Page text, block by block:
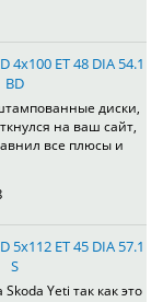
4x100 ET 48 DIA 54.1
BD
диски,
на ваш сайт,
все плюсы и
5x112 ET 45 DIA 57.1
S
Yeti так как это